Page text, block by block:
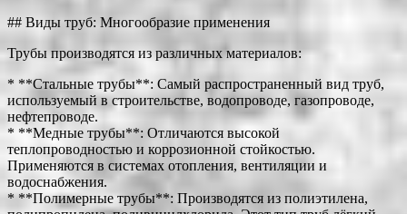
## Виды труб: Многообразие применения
Трубы производятся из различных материалов:
* **Стальные трубы**: Самый распространенный вид труб,
используемый в строительстве, водопроводе, газопроводе,
нефтепроводе.
* **Медные трубы**: Отличаются высокой
теплопроводностью и коррозионной стойкостью.
Применяются в системах отопления, вентиляции и
водоснабжения.
* **Полимерные трубы**: Производятся из полиэтилена,